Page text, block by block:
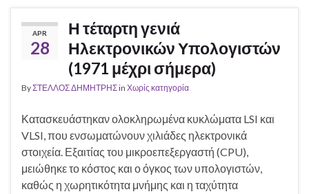
APR
28
Η τέταρτη γενιά
Ηλεκτρονικών Υπολογιστών
(1971 μέχρι σήμερα)
ByΣΤΕΛΛΟΣ ΔΗΜΗΤΡΗΣin Χωρίς κατηγορία
Κατασκευάστηκαν ολοκληρωμένα κυκλώματα LSI και
VLSI, που ενσωματώνουν χιλιάδες ηλεκτρονικά
στοιχεία. Εξαιτίας του μικροεπεξεργαστή (CPU),
μειώθηκε το κόστος και ο όγκος των υπολογιστών,
καθώς η χωρητικότητα μνήμης και η ταχύτητα